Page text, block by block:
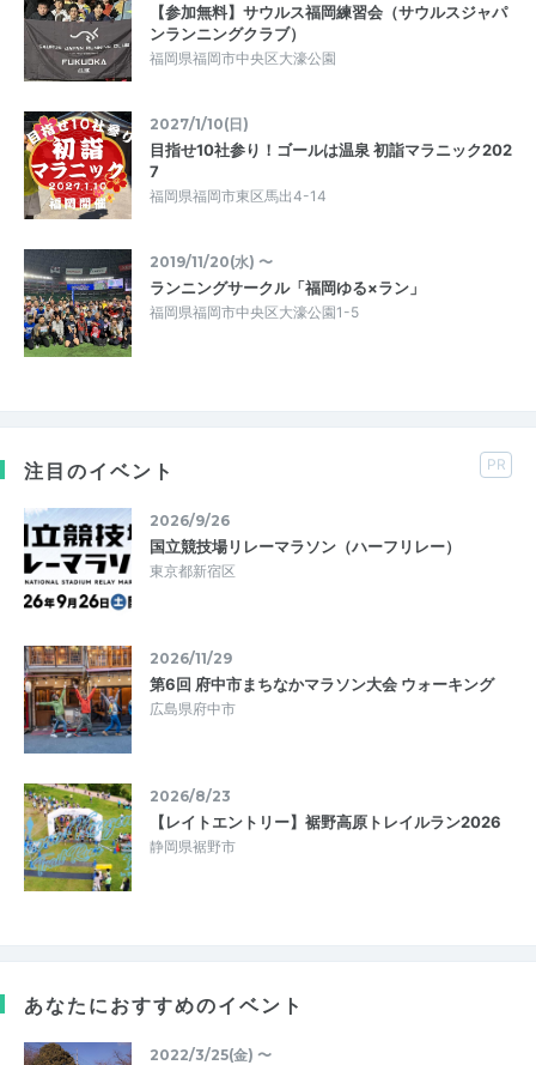
【参加無料】サウルス福岡練習会（サウルスジャパ
ンランニングクラブ）
福岡県福岡市中央区大濠公園
2027/1/10(日)
目指せ10社参り！ゴールは温泉 初詣マラニック202
7
福岡県福岡市東区馬出4-14
2019/11/20(水) 〜
ランニングサークル「福岡ゆる×ラン」
福岡県福岡市中央区大濠公園1-5
注目のイベント PR
2026/9/26
国立競技場リレーマラソン（ハーフリレー）
東京都新宿区
2026/11/29
第6回 府中市まちなかマラソン大会 ウォーキング
広島県府中市
2026/8/23
【レイトエントリー】裾野高原トレイルラン2026
静岡県裾野市
あなたにおすすめのイベント
2022/3/25(金) 〜